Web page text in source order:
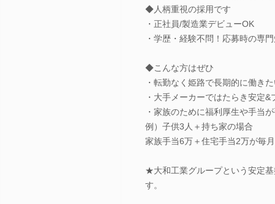
◆人柄重視の採用です
・正社員/製造業デビューOK
・学歴・経験不問！応募時の専
◆こんな方はぜひ
・転勤なく姫路で長期的に働きた
・大手メーカーではたらき安定&
・家族のために福利厚生や手当
例）子供3人＋持ち家の場合
家族手当6万＋住宅手当2万が毎月
★大和工業グループという安定
す。